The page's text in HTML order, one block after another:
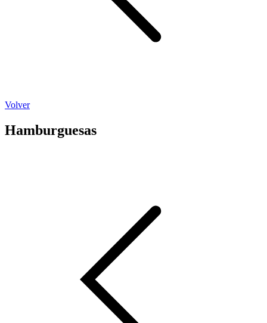
Volver
Hamburguesas